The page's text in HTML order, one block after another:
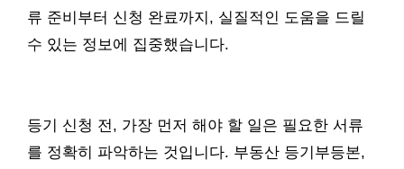
류 준비부터 신청 완료까지, 실질적인 도움을 드릴
수 있는 정보에 집중했습니다.
등기 신청 전, 가장 먼저 해야 할 일은 필요한 서류
를 정확히 파악하는 것입니다. 부동산 등기부등본,